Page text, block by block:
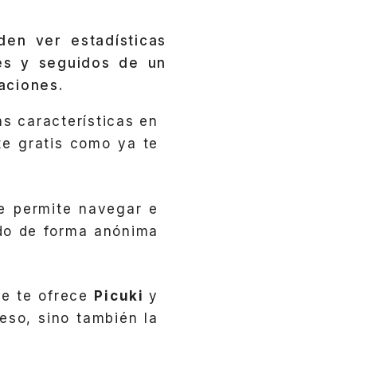
ver estadísticas
y seguidos de un
características en
gratis como ya te
permite navegar e
de forma anónima
te ofrece Picukiy
sino también la